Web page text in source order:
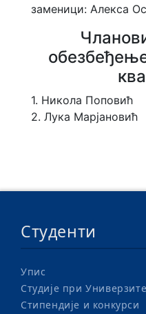
Студентске
заменици: Алекса
1. Никола Поповић
2. Лука Марјановић
Студенти
Упис
Студије при
Стипендије и конкурси